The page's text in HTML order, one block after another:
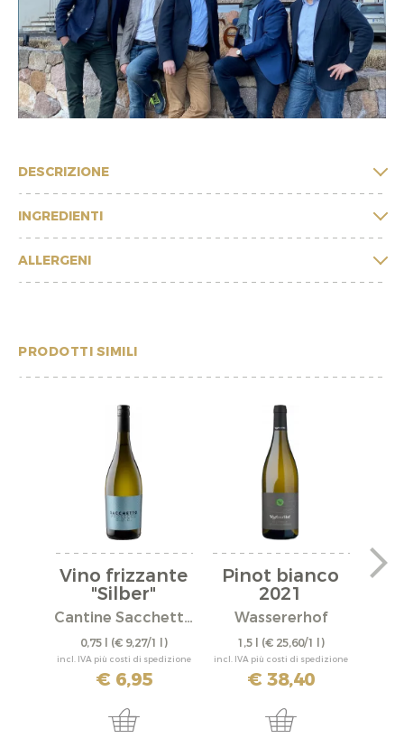
DESCRIZIONE
INGREDIENTI
ALLERGENI
PRODOTTI SIMILI
Vino frizzante
"Silber"
Cantine Sacchetto S.r.l.
0,75 l (€ 9,27/1 l)
incl. IVA più costi di spedizione
€ 6,95
Pinot bianco
2021
Wassererhof
1,5 l (€ 25,60/1 l)
incl. IVA più costi di spedizione
€ 38,40